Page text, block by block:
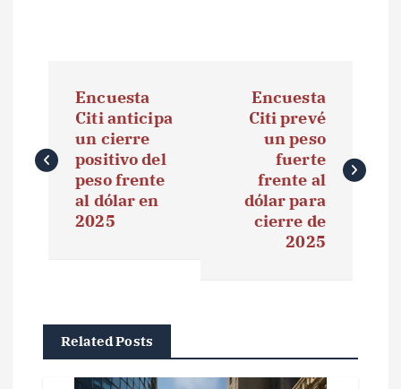
v
ó
Encuesta
Citi anticipa
un cierre
positivo del
peso frente
al dólar en
2025
Encuesta
Citi prevé
un peso
fuerte
frente al
dólar para
cierre de
2025
Related Posts